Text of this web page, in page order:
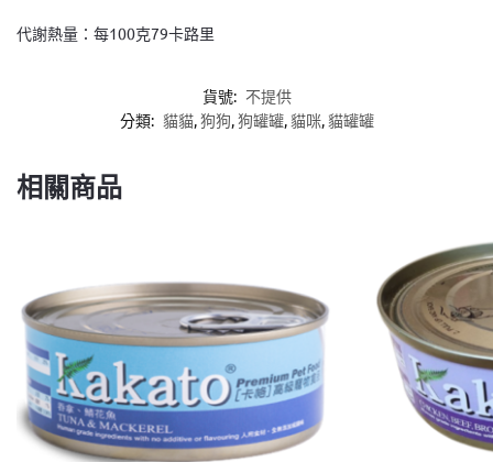
代謝熱量：每100克79卡路里
貨號: 不提供
分類: 貓貓,狗狗,狗罐罐, 貓咪, 貓罐罐
相關商品